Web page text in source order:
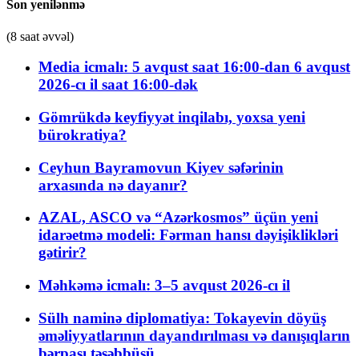
Son yenilənmə
(8 saat əvvəl)
Media icmalı: 5 avqust saat 16:00-dan 6 avqust
2026-cı il saat 16:00-dək
Gömrükdə keyfiyyət inqilabı, yoxsa yeni
bürokratiya?
Ceyhun Bayramovun Kiyev səfərinin
arxasında nə dayanır?
AZAL, ASCO və “Azərkosmos” üçün yeni
idarəetmə modeli: Fərman hansı dəyişiklikləri
gətirir?
Məhkəmə icmalı: 3–5 avqust 2026-cı il
Sülh naminə diplomatiya: Tokayevin döyüş
əməliyyatlarının dayandırılması və danışıqların